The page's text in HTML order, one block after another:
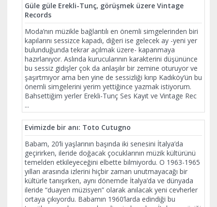
Güle güle Erekli-Tunç, görüşmek üzere Vintage
Records
Moda’nın müzikle bağlantılı en önemli simgelerinden biri
kapılarını sessizce kapadı, diğeri ise gelecek ay -yeni yer
bulunduğunda tekrar açılmak üzere- kapanmaya
hazırlanıyor. Aslında kurucularının karakterini düşününce
bu sessiz gidişler çok da anlaşılır bir zemine oturuyor ve
şaşırtmıyor ama ben yine de sessizliği kırıp Kadıköy’ün bu
önemli simgelerini yerim yettiğince yazmak istiyorum.
Bahsettiğim yerler Erekli-Tunç Ses Kayıt ve Vintage Rec
...
Evimizde bir anı: Toto Cutugno
Babam, 20’li yaşlarının başında iki senesini İtalya’da
geçirirken, ileride doğacak çocuklarının müzik kültürünü
temelden etkileyeceğini elbette bilmiyordu. O 1963-1965
yılları arasında izlerini hiçbir zaman unutmayacağı bir
kültürle tanışırken, aynı dönemde İtalya’da ve dünyada
ileride “duayen müzisyen” olarak anılacak yeni cevherler
ortaya çıkıyordu. Babamın 1960’larda edindiği bu